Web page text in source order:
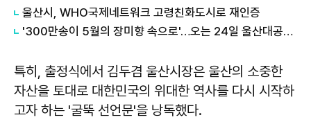
울산시, WHO국제네트워크 고령친화도시로 재인증
'300만송이 5월의 장미향 속으로'…오는 24일 울산대공원 장미축제 개막
특히, 출정식에서 김두겸 울산시장은 울산의 소중한
자산을 토대로 대한민국의 위대한 역사를 다시 시작하
고자 하는 '굴뚝 선언문'을 낭독했다.